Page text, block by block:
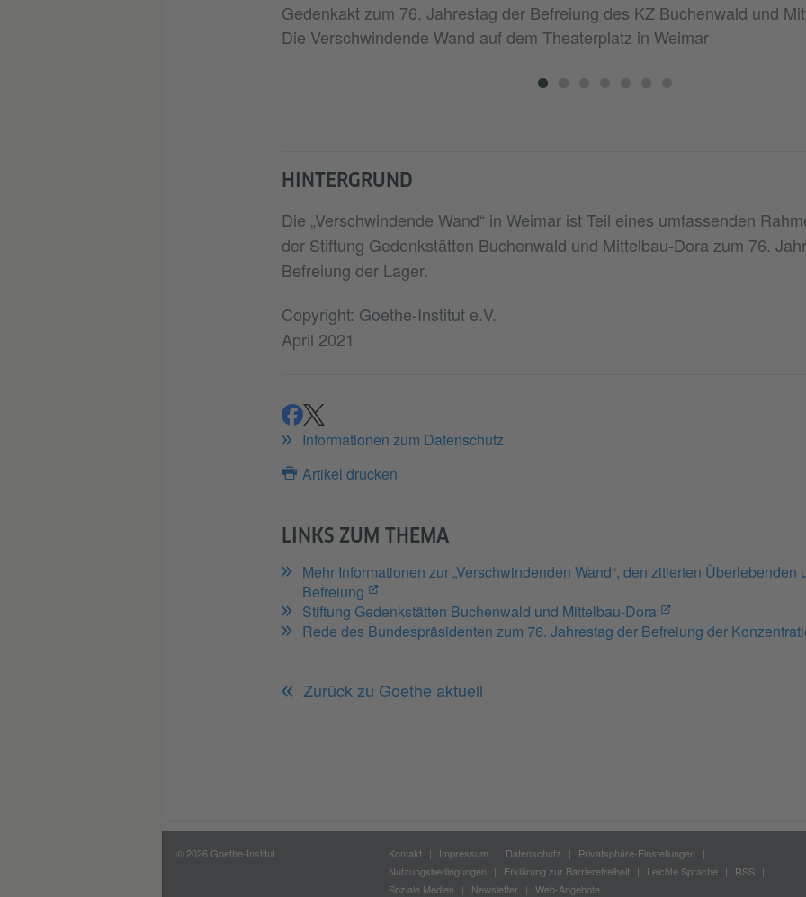
Gedenkakt zum 76. Jahrestag der Befreiung des KZ Buchenwald und
Die Verschwindende Wand auf dem Theaterplatz in Weimar
HINTERGRUND
Die „Verschwindende Wand“ in Weimar ist Teil eines umfassenden
der Stiftung Gedenkstätten Buchenwald und Mittelbau-Dora zum 76.
Befreiung der Lager.
Copyright: Goethe-Institut e.V.
April 2021
teilenteilen
Informationen zum Datenschutz
Artikel drucken
LINKS ZUM THEMA
Mehr Informationen zur „Verschwindenden Wand“, den zitierten Überlebenden
Befreiung
Stiftung Gedenkstätten Buchenwald und Mittelbau-Dora
Rede des Bundespräsidenten zum 76. Jahrestag der Befreiung der
Zurück zu Goethe aktuell
© 2026 Goethe-Institut Kontakt Impressum Datenschutz
Privatsphäre-Einstellungen
Nutzungsbedingungen
Erklärung zur Barrierefreiheit Leichte Sprache
RSS
Soziale Medien
Newsletter Web-Angebote